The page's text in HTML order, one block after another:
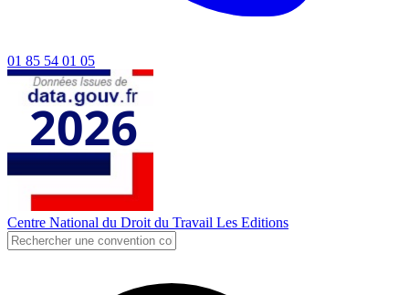
01 85 54 01 05
Centre National du Droit du Travail Les Editions